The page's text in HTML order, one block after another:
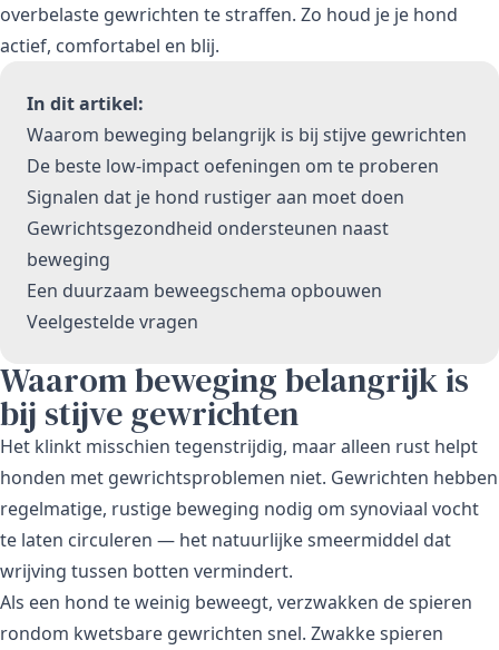
overbelaste gewrichten te straffen. Zo houd je je hond
actief, comfortabel en blij.
In dit artikel:
Waarom beweging belangrijk is bij stijve gewrichten
De beste low-impact oefeningen om te proberen
Signalen dat je hond rustiger aan moet doen
Gewrichtsgezondheid ondersteunen naast
beweging
Een duurzaam beweegschema opbouwen
Veelgestelde vragen
Waarom beweging belangrijk is
bij stijve gewrichten
Het klinkt misschien tegenstrijdig, maar alleen rust helpt
honden met gewrichtsproblemen niet. Gewrichten hebben
regelmatige, rustige beweging nodig om synoviaal vocht
te laten circuleren — het natuurlijke smeermiddel dat
wrijving tussen botten vermindert.
Als een hond te weinig beweegt, verzwakken de spieren
rondom kwetsbare gewrichten snel. Zwakke spieren